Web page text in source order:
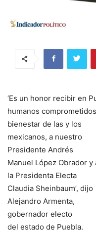
‘Es un honor recibir en
humanos
bienestar de las y los
mexicanos, a nuestro
Presidente Andrés
Manuel López Obrador y
la Presidenta Electa
Claudia Sheinbaum’, dijo
Alejandro Armenta,
gobernador electo
del estado de Puebla.